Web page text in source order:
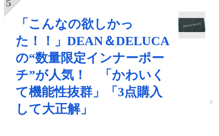
「こんなの欲しかっ
た！！」DEAN＆DELUCA
の“数量限定インナーポー
チ”が人気！ 「かわいく
て機能性抜群」「3点購入
して大正解」